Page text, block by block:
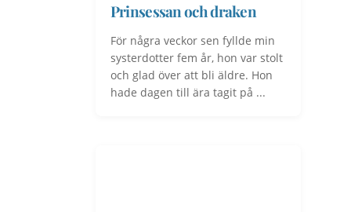
Prinsessan och draken
För några veckor sen fyllde min
systerdotter fem år, hon var stolt
och glad över att bli äldre. Hon
hade dagen till ära tagit på ...